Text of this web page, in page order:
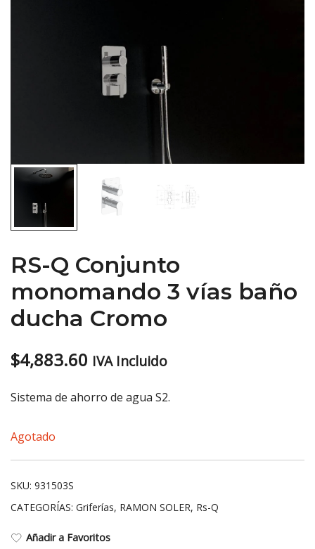
RS-Q Conjunto
monomando 3 vías baño
ducha Cromo
$4,883.60 IVA Incluido
Sistema de ahorro de agua S2.
Agotado
SKU: 931503S
CATEGORÍAS: Griferías, RAMON SOLER, Rs-Q
Añadir a Favoritos